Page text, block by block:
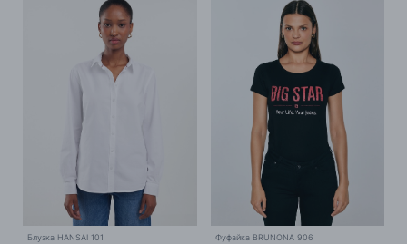
Блузка HANSAI 101 Фуфайка BRUNONA 906